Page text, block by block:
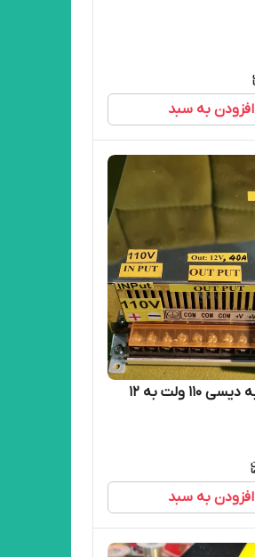
افزودن به سبد
مبدل دیسی به دیسی ۱۱۰ ولت به ۱۲
افزودن به سبد